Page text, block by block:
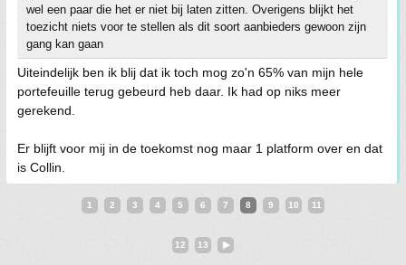
wel een paar die het er niet bij laten zitten. Overigens blijkt het
toezicht niets voor te stellen als dit soort aanbieders gewoon zijn
gang kan gaan
Uiteindelijk ben ik blij dat ik toch mog zo'n 65% van mijn hele
portefeuille terug gebeurd heb daar. Ik had op niks meer
gerekend.
Er blijft voor mij in de toekomst nog maar 1 platform over en dat
is Collin.
1 2 3 4 5 6 7 8 9 10 11
12 13